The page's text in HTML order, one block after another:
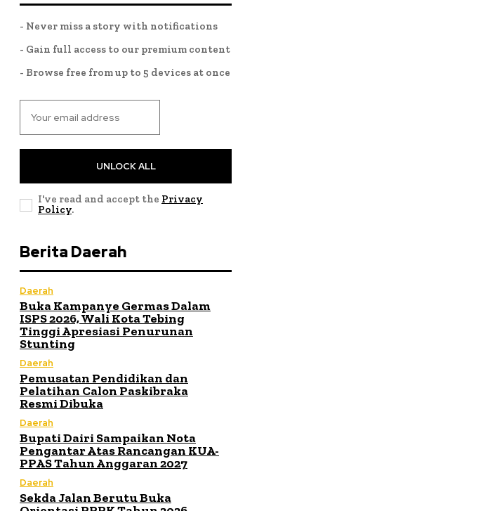
- Never miss a story with notifications
- Gain full access to our premium content
- Browse free from up to 5 devices at once
UNLOCK ALL
I've read and accept the Privacy
Policy.
Berita Daerah
Daerah
Buka Kampanye Germas Dalam
ISPS 2026, Wali Kota Tebing
Tinggi Apresiasi Penurunan
Stunting
Daerah
Pemusatan Pendidikan dan
Pelatihan Calon Paskibraka
Resmi Dibuka
Daerah
Bupati Dairi Sampaikan Nota
Pengantar Atas Rancangan KUA-
PPAS Tahun Anggaran 2027
Daerah
Sekda Jalan Berutu Buka